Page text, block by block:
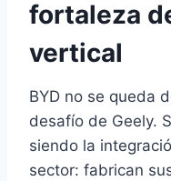
fortaleza
vertical
BYD no se queda
desafío de Geely.
siendo la
sector: fabrican